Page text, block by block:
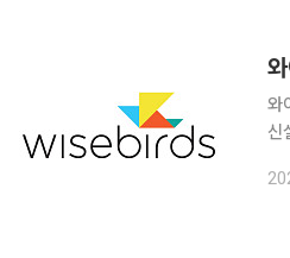
와
신
기